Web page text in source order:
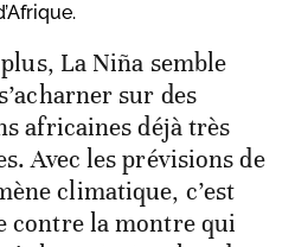
La Niña semble
sur des
africaines déjà très
Avec les prévisions de
climatique, c’est
contre la montre qui